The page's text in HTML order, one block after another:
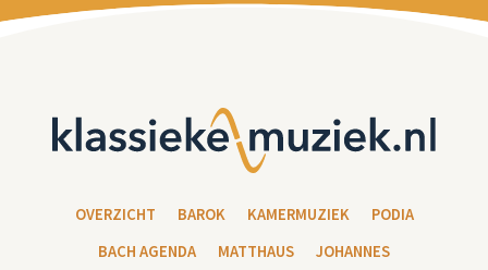
OVERZICHT BAROK KAMERMUZIEK
PODIA
BACH AGENDA
MATTHAUS JOHANNES